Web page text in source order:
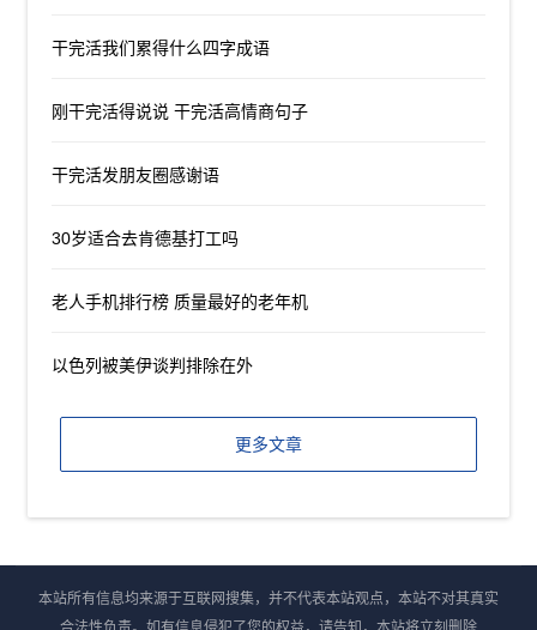
干完活我们累得什么四字成语
刚干完活得说说 干完活高情商句子
干完活发朋友圈感谢语
30岁适合去肯德基打工吗
老人手机排行榜 质量最好的老年机
以色列被美伊谈判排除在外
更多文章
本站所有信息均来源于互联网搜集，并不代表本站观点，本站不对其真实